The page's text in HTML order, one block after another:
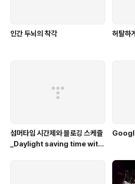
인간 두뇌의 착각 허탈하
섬머타임 시간제와 블로깅 스케쥴
_Daylight saving time with